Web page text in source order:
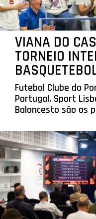
VIANA DO
TORNEIO
Futebol Clube do
Portugal, Sport
Baloncesto são os